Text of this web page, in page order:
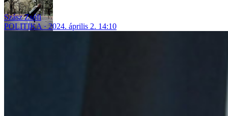
Szász Zsófi
POLITIKA
2024. április 2. 14:10